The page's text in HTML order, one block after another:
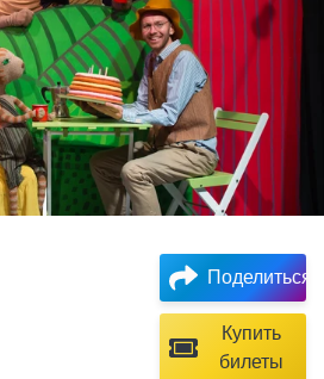
Поделиться
Купить
билеты